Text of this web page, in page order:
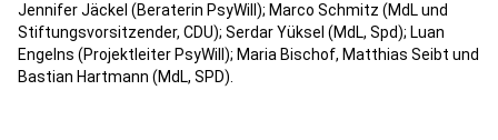
Jennifer Jäckel (Beraterin PsyWill); Marco Schmitz (MdL und
Stiftungsvorsitzender, CDU); Serdar Yüksel (MdL, Spd); Luan
Engelns (Projektleiter PsyWill); Maria Bischof, Matthias Seibt und
Bastian Hartmann (MdL, SPD).